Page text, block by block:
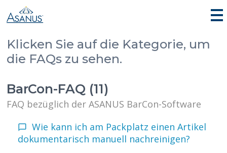
Klicken Sie auf die Kategorie, um
die FAQs zu sehen.
BarCon-FAQ (11)
FAQ bezüglich der ASANUS BarCon-Software
Wie kann ich am Packplatz einen Artikel
dokumentarisch manuell nachreinigen?